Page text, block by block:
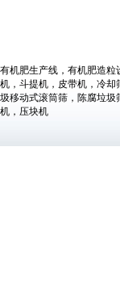
有机肥生产线，有机肥造
机，斗提机，皮带机，冷
圾移动式滚筒筛，陈腐垃
机，压块机